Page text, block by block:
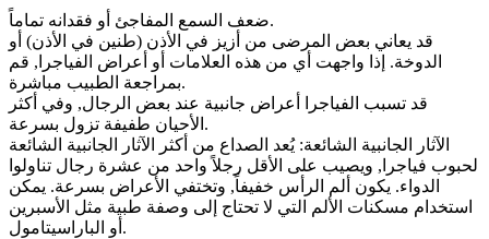
ضعف السمع المفاجئ أو فقدانه تماماً.
قد يعاني بعض المرضى من أزيز في الأذن (طنين في الأذن) أو
الدوخة. إذا واجهت أي من هذه العلامات أو أعراض الفياجرا, قم
بمراجعة الطبيب مباشرة.
قد تسبب الفياجرا أعراض جانبية عند بعض الرجال, وفي أكثر
الأحيان طفيفة تزول بسرعة.
الآثار الجانبية الشائعة: يُعد الصداع من أكثر الآثار الجانبية الشائعة
لحبوب فياجرا, ويصيب على الأقل رجلاً واحد من عشرة رجال تناولوا
الدواء. يكون ألم الرأس خفيفاً, وتختفي الأعراض بسرعة. يمكن
استخدام مسكنات الألم التي لا تحتاج إلى وصفة طبية مثل الأسبرين
أو الباراسيتامول.